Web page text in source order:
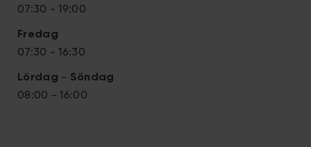
07:30 - 19:00
Fredag
07:30 - 16:30
Lördag - Söndag
08:00 - 16:00